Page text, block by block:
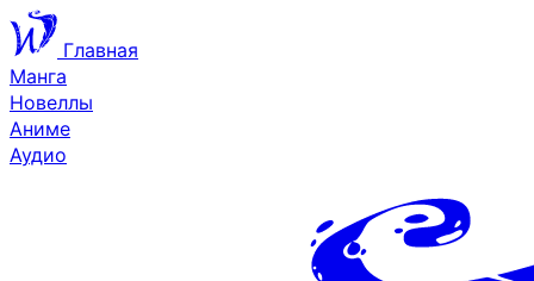
Главная
Манга
Новеллы
Аниме
Аудио